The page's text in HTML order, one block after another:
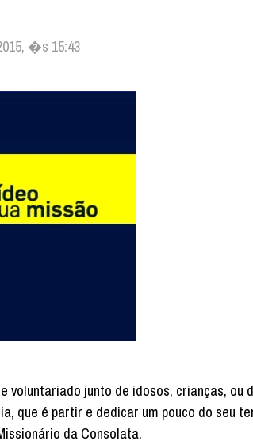
�s 15:43
voluntariado junto de idosos, crianças, ou
que é partir e dedicar um pouco do seu
da Consolata.